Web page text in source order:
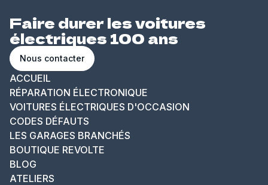
Faire durer les voitures
électriques 100 ans
Nous contacter
ACCUEIL
RÉPARATION ÉLECTRONIQUE
VOITURES ÉLECTRIQUES D'OCCASION
CODES DÉFAUTS
LES GARAGES BRANCHÉS
BOUTIQUE REVOLTE
BLOG
ATELIERS